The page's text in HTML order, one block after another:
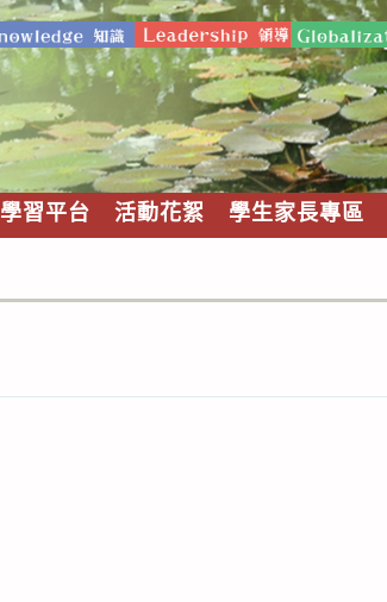
學習平台 活動花絮 學生家長專區